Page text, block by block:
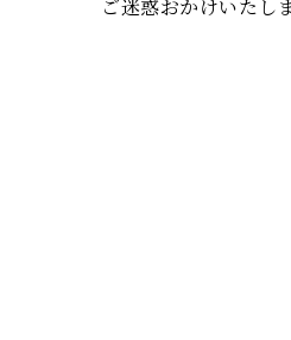
ご迷惑おかけいたし